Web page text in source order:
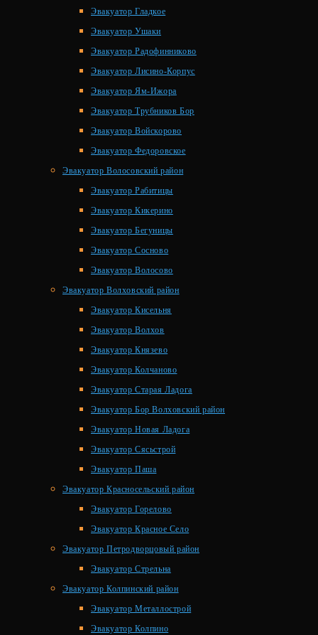
Эвакуатор Гладкое
Эвакуатор Ушаки
Эвакуатор Радофинниково
Эвакуатор Лисино-Корпус
Эвакуатор Ям-Ижора
Эвакуатор Трубников Бор
Эвакуатор Войскорово
Эвакуатор Федоровское
Эвакуатор Волосовский район
Эвакуатор Рабитицы
Эвакуатор Кикерино
Эвакуатор Бегуницы
Эвакуатор Сосново
Эвакуатор Волосово
Эвакуатор Волховский район
Эвакуатор Кисельня
Эвакуатор Волхов
Эвакуатор Князево
Эвакуатор Колчаново
Эвакуатор Старая Ладога
Эвакуатор Бор Волховский район
Эвакуатор Новая Ладога
Эвакуатор Сясьстрой
Эвакуатор Паша
Эвакуатор Красносельский район
Эвакуатор Горелово
Эвакуатор Красное Село
Эвакуатор Петродворцовый район
Эвакуатор Стрельна
Эвакуатор Колпинский район
Эвакуатор Металлострой
Эвакуатор Колпино